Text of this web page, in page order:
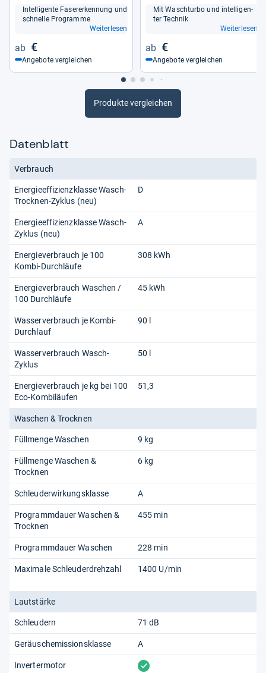
Intel­li­gente Fase­rer­ken­nung und
schnelle Pro­gramme
Weiterlesen
€
Angebote vergleichen
Mit Wasch­turbo und intel­li­gen­
ter Tech­nik
Weiterlesen
€
Angebote vergleichen
Produkte vergleichen
Datenblatt
Verbrauch
Energieeffizienzklasse Wasch-
Trocknen-Zyklus (neu)
D
Energieeffizienzklasse Wasch-
Zyklus (neu)
A
Energieverbrauch je 100
Kombi-Durchläufe
308 kWh
Energieverbrauch Waschen /
100 Durchläufe
45 kWh
Wasserverbrauch je Kombi-
Durchlauf
90 l
Wasserverbrauch Wasch-
Zyklus
50 l
Energieverbrauch je kg bei 100
Eco-Kombiläufen
51,3
Waschen & Trocknen
Füllmenge Waschen 9 kg
Füllmenge Waschen &
Trocknen
6 kg
Schleuderwirkungsklasse A
Programmdauer Waschen &
Trocknen
455 min
Programmdauer Waschen 228 min
Maximale Schleuderdrehzahl 1400 U/min
Lautstärke
Schleudern 71 dB
Geräuschemissionsklasse A
Invertermotor vorhanden